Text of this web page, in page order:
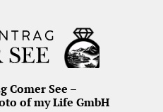
Comer See –
of my Life GmbH